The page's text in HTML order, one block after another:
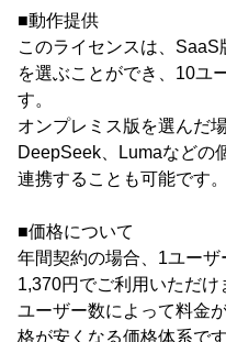
■動作提供
このライセンスは、
を選ぶことができ、10ユ
す。
オンプレミス版を選んだ
DeepSeek、Lumaなどの
連携することも可能です。
■価格について
年間契約の場合、1ユー
1,370円でご利用いただけ
ユーザー数によって料金
格が安くなる価格体系です